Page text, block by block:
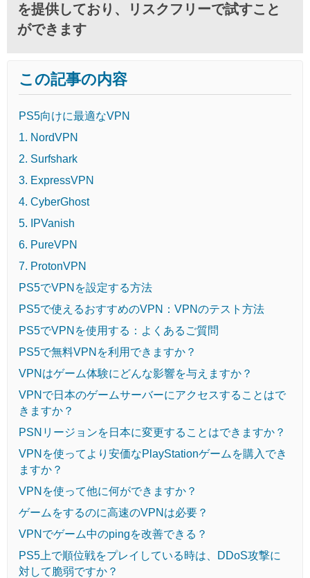
を提供しており、リスクフリーで試すこと
ができます
この記事の内容
PS5向けに最適なVPN
1. NordVPN
2. Surfshark
3. ExpressVPN
4. CyberGhost
5. IPVanish
6. PureVPN
7. ProtonVPN
PS5でVPNを設定する方法
PS5で使えるおすすめのVPN：VPNのテスト方法
PS5でVPNを使用する：よくあるご質問
PS5で無料VPNを利用できますか？
VPNはゲーム体験にどんな影響を与えますか？
VPNで日本のゲームサーバーにアクセスすることはで
きますか？
PSNリージョンを日本に変更することはできますか？
VPNを使ってより安価なPlayStationゲームを購入でき
ますか？
VPNを使って他に何ができますか？
ゲームをするのに高速のVPNは必要？
VPNでゲーム中のpingを改善できる？
PS5上で順位戦をプレイしている時は、DDoS攻撃に
対して脆弱ですか？